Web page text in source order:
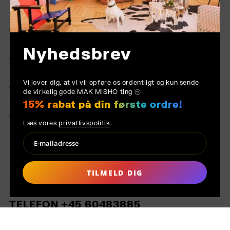
FAQ
COOKIES
VIRKSOMHED
OM OS
KONTAKT
GENERELLE BETINGELSER
MAK MISHO
STRANDVEJEN 73, 3.,
2900 HELLERUP
TELEFON +45 60483885
Nyhedsbrev
Vi lover dig, at vi vil opføre os ordentligt og kun sende
de virkelig gode MAK MISHO ting ㋡
15% rabat på din første ordre!
Læs voresprivatlivspolitik.
TILMELD DIG